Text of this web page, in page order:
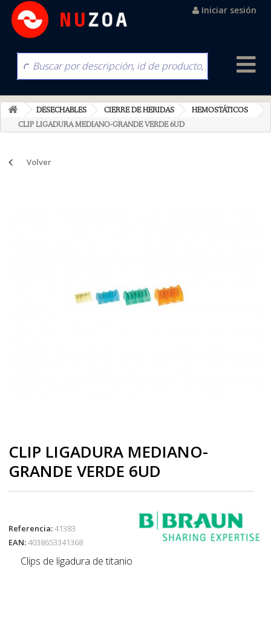
Iniciar sesión
DESECHABLES CIERRE DE HERIDAS
HEMOSTÁTICOS
CLIP LIGADURA MEDIANO-GRANDE VERDE 6UD
Volver
CLIP LIGADURA MEDIANO-
GRANDE VERDE 6UD
Referencia:41383
EAN:4038653341368
Clips de ligadura de titanio